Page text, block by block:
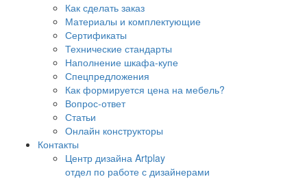
Как сделать заказ
Материалы и комплектующие
Сертификаты
Технические стандарты
Наполнение шкафа-купе
Спецпредложения
Как формируется цена на мебель?
Вопрос-ответ
Статьи
Онлайн конструкторы
Контакты
Центр дизайна Artplay
отдел по работе с дизайнерами